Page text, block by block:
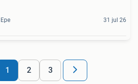
Epe 31 jul 26
1 2 3